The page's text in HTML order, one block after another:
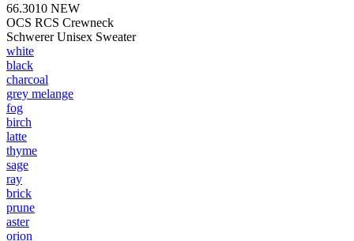
66.3010 NEW
OCS RCS Crewneck
Schwerer Unisex Sweater
white
black
charcoal
grey melange
fog
birch
latte
thyme
sage
ray
brick
prune
aster
orion